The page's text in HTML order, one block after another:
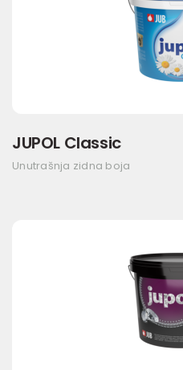
JUPOL Classic
Unutrašnja zidna boja